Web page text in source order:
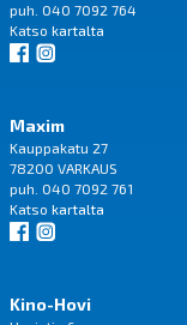
puh. 040 7092 764
Katso kartalta
Maxim
Kauppakatu 27
78200 VARKAUS
puh. 040 7092 761
Katso kartalta
Kino-Hovi